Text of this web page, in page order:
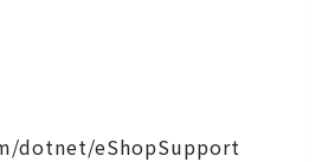
dotnet/eShopSupport